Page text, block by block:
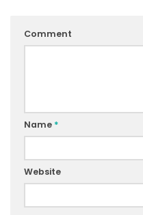
Comment
Name *
Website